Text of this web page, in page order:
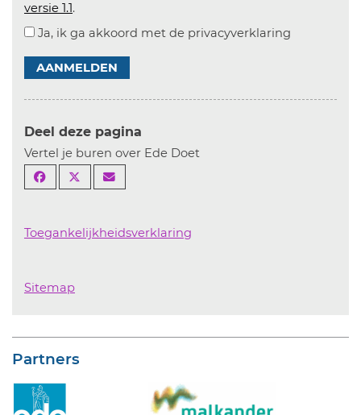
versie 1.1.
Ja, ik ga akkoord met de privacyverklaring
AANMELDEN
Deel deze pagina
Vertel je buren over Ede Doet
Toegankelijkheidsverklaring
Sitemap
Partners